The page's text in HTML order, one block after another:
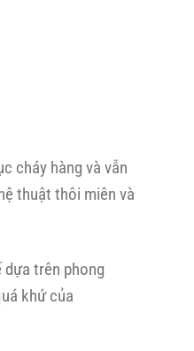
cháy hàng và vẫn
thuật thôi miên và
trên phong
khứ của